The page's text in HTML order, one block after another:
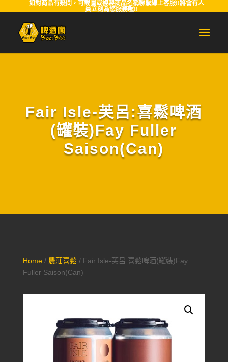
如對商品有疑問，可截圖或複製商品名稱聯繫線上客服!!將會有人
員立刻為您服務喔!!
Fair Isle-芙呂:喜鬆啤酒
(罐裝)Fay Fuller
Saison(Can)
Home/ 農莊喜鬆/ Fair Isle-芙呂:喜鬆啤酒(罐裝)Fay
Fuller Saison(Can)